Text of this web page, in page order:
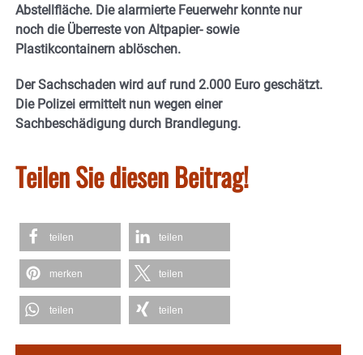
Abstellfläche. Die alarmierte Feuerwehr konnte nur
noch die Überreste von Altpapier- sowie
Plastikcontainern ablöschen.
Der Sachschaden wird auf rund 2.000 Euro geschätzt.
Die Polizei ermittelt nun wegen einer
Sachbeschädigung durch Brandlegung.
Teilen Sie diesen Beitrag!
teilen teilen
merken teilen
teilen teilen